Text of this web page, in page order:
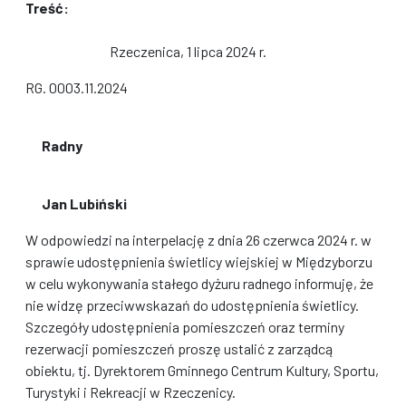
Treść:
Rzeczenica, 1 lipca 2024 r.
RG. 0003.11.2024
Radny
Jan Lubiński
W odpowiedzi na interpelację z dnia 26 czerwca 2024 r. w
sprawie udostępnienia świetlicy wiejskiej w Międzyborzu
w celu wykonywania stałego dyżuru radnego informuję, że
nie widzę przeciwwskazań do udostępnienia świetlicy.
Szczegóły udostępnienia pomieszczeń oraz terminy
rezerwacji pomieszczeń proszę ustalić z zarządcą
obiektu, tj. Dyrektorem Gminnego Centrum Kultury, Sportu,
Turystyki i Rekreacji w Rzeczenicy.